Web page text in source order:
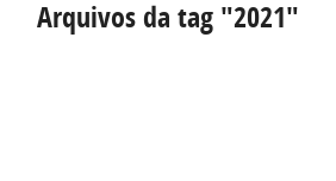
Arquivos da tag "2021"